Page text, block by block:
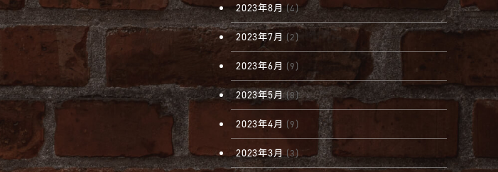
2023年8月 (4)
2023年7月 (2)
2023年6月 (9)
2023年5月(8)
2023年4月 (9)
2023年3月(3)